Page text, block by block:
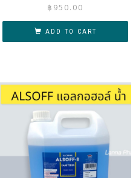
฿ 950.00
ADD TO CART